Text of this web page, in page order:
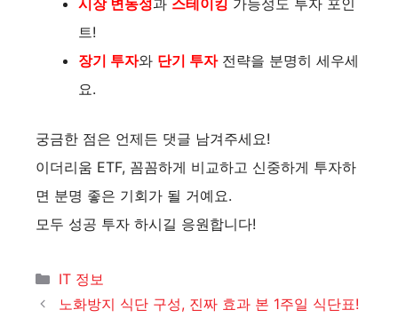
트!
장기 투자와 단기 투자전략을 분명히 세우세
요.
궁금한 점은 언제든 댓글 남겨주세요!
이더리움 ETF, 꼼꼼하게 비교하고 신중하게 투자하
면 분명 좋은 기회가 될 거예요.
모두 성공 투자 하시길 응원합니다!
카
테
IT 정보
노화방지 식단 구성, 진짜 효과 본 1주일 식단표!